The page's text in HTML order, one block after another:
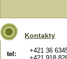
Kontakty
tel:
+421 36